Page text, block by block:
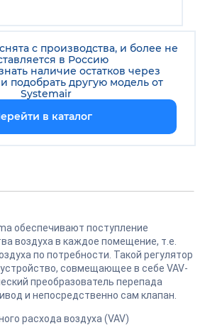
с производства, и более не
в Россию
наличие остатков через
подобрать другую модель от
Systemair
в каталог
обеспечивают поступление
воздуха в каждое помещение, т.е.
по потребности. Такой регулятор
совмещающее в себе VAV-
преобразователь перепада
и непосредственно сам клапан.
расхода воздуха (VAV)